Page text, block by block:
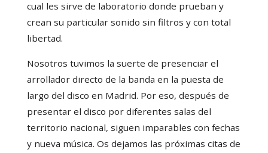
cual les sirve de laboratorio donde prueban y
crean su particular sonido sin filtros y con total
libertad.
Nosotros tuvimos la suerte de presenciar el
arrollador directo de la banda en la puesta de
largo del disco en Madrid. Por eso, después de
presentar el disco por diferentes salas del
territorio nacional, siguen imparables con fechas
y nueva música. Os dejamos las próximas citas de